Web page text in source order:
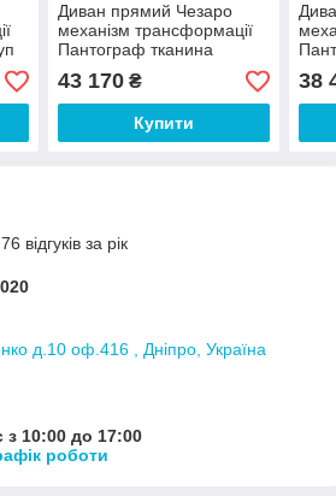
Диван прямий Чезаро
механізм трансформації
Пантограф тканина
Мілано океан
(RichmanTM)
43 170₴
Купити
38
відгуків за рік
д.10 оф.416 , Дніпро, Україна
з 10:00 до 17:00
роботи